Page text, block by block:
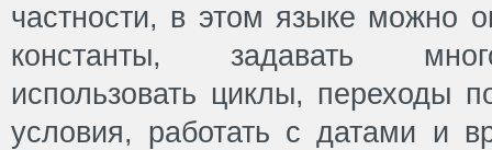
частности, в этом языке можно
константы, задавать
использовать циклы, переходы
условия, работать с датами и